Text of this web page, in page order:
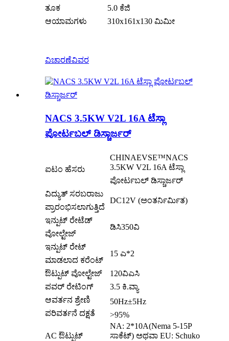
ತೂಕ
5.0 ಕೆಜಿ
ಆಯಾಮಗಳು
310x161x130 ಮಿಮೀ
ವಿಚಾರಣೆವಿವರ
NACS 3.5KW V2L 16A ಟೆಸ್ಲಾ
ಪೋರ್ಟಬಲ್ ಡಿಸ್ಚಾರ್ಜರ್
ಐಟಂ ಹೆಸರು
CHINAEVSE™️NACS
3.5KW V2L 16A ಟೆಸ್ಲಾ
ಪೋರ್ಟಬಲ್ ಡಿಸ್ಚಾರ್ಜರ್
ವಿದ್ಯುತ್ ಸರಬರಾಜು
ಪ್ರಾರಂಭಿಸಲಾಗುತ್ತಿದೆ
DC12V (ಅಂತರ್ನಿರ್ಮಿತ)
ಇನ್ಪುಟ್ ರೇಟೆಡ್
ವೋಲ್ಟೇಜ್
ಡಿಸಿ350ವಿ
ಇನ್ಪುಟ್ ರೇಟ್
ಮಾಡಲಾದ ಕರೆಂಟ್
15 ಎ*2
ಔಟ್ಪುಟ್ ವೋಲ್ಟೇಜ್
120ವಿಎಸಿ
ಪವರ್ ರೇಟಿಂಗ್
3.5 ಕಿ.ವ್ಯಾ
ಆವರ್ತನ ಶ್ರೇಣಿ
50Hz±5Hz
ಪರಿವರ್ತನೆ ದಕ್ಷತೆ
>95%
AC ಔಟ್ಪುಟ್
NA: 2*10A(Nema 5-15P
ಸಾಕೆಟ್) ಅಥವಾ EU: Schuko